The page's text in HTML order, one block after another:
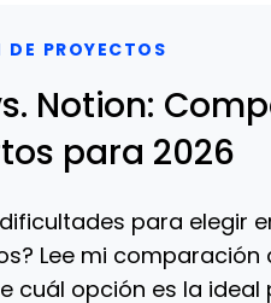
DE PROYECTOS
Notion:
para 2026
para elegir
Lee mi
cuál opción es la ideal